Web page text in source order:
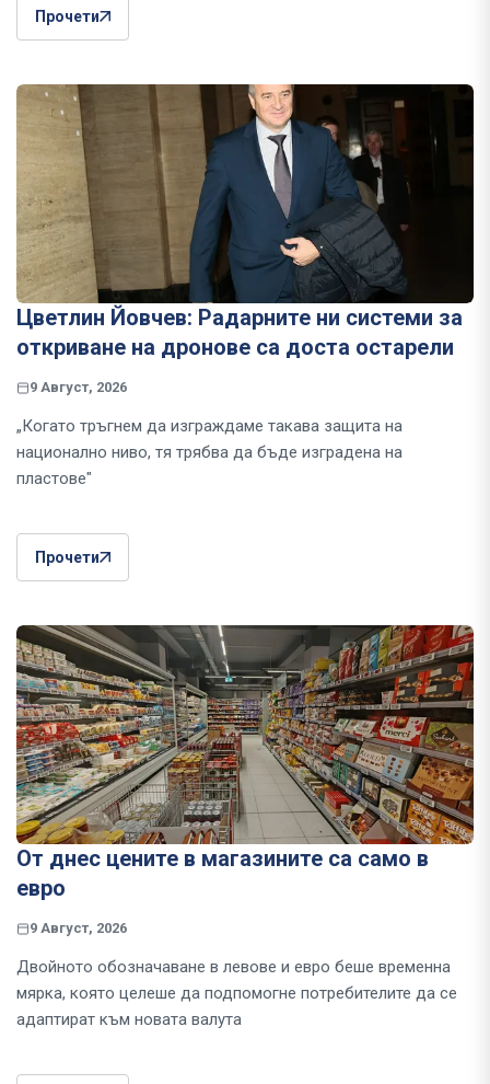
Прочети
Цветлин Йовчев: Радарните ни системи за
откриване на дронове са доста остарели
9 Август, 2026
„Когато тръгнем да изграждаме такава защита на
национално ниво, тя трябва да бъде изградена на
пластове"
Прочети
От днес цените в магазините са само в
евро
9 Август, 2026
Двойното обозначаване в левове и евро беше временна
мярка, която целеше да подпомогне потребителите да се
адаптират към новата валута